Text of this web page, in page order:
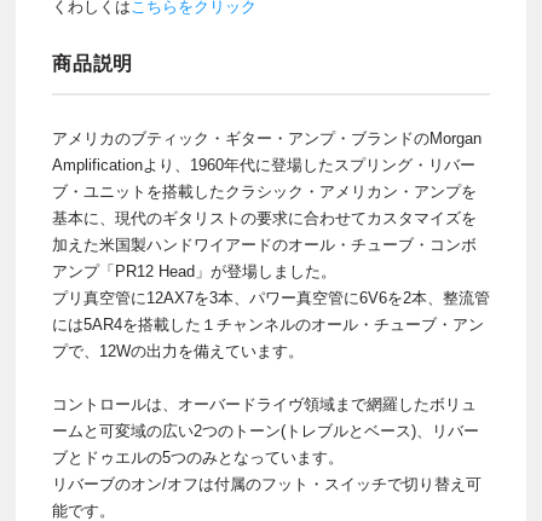
くわしくはこちらをクリック
商品説明
アメリカのブティック・ギター・アンプ・ブランドのMorgan
Amplificationより、1960年代に登場したスプリング・リバー
ブ・ユニットを搭載したクラシック・アメリカン・アンプを
基本に、現代のギタリストの要求に合わせてカスタマイズを
加えた米国製ハンドワイアードのオール・チューブ・コンボ
アンプ「PR12 Head」が登場しました。
プリ真空管に12AX7を3本、パワー真空管に6V6を2本、整流管
には5AR4を搭載した１チャンネルのオール・チューブ・アン
プで、12Wの出力を備えています。
コントロールは、オーバードライヴ領域まで網羅したボリュ
ームと可変域の広い2つのトーン(トレブルとベース)、リバー
ブとドゥエルの5つのみとなっています。
リバーブのオン/オフは付属のフット・スイッチで切り替え可
能です。